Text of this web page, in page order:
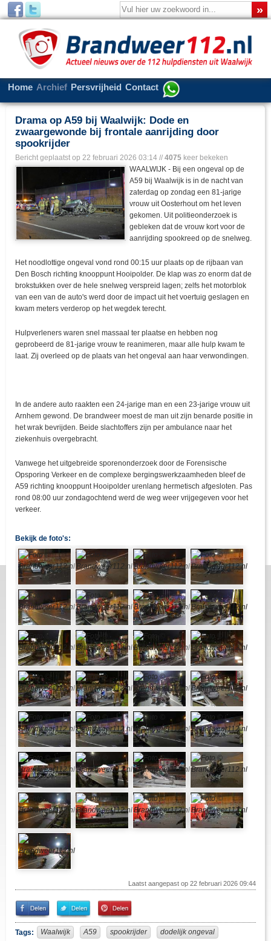
Home Archief Persvrijheid Contact
Drama op A59 bij Waalwijk: Dode en
zwaargewonde bij frontale aanrijding door
spookrijder
Bericht geplaatst op 22 februari 2026 03:14 // 4075 keer bekeken
WAALWIJK - Bij een ongeval op de
A59 bij Waalwijk is in de nacht van
zaterdag op zondag een 81-jarige
vrouw uit Oosterhout om het leven
gekomen. Uit politieonderzoek is
gebleken dat de vrouw kort voor de
aanrijding spookreed op de snelweg.
Het noodlottige ongeval vond rond 00:15 uur plaats op de rijbaan van
Den Bosch richting knooppunt Hooipolder. De klap was zo enorm dat de
brokstukken over de hele snelweg verspreid lagen; zelfs het motorblok
van een van de auto's werd door de impact uit het voertuig geslagen en
kwam meters verderop op het wegdek terecht.
Hulpverleners waren snel massaal ter plaatse en hebben nog
geprobeerd de 81-jarige vrouw te reanimeren, maar alle hulp kwam te
laat. Zij overleed op de plaats van het ongeval aan haar verwondingen.
In de andere auto raakten een 24-jarige man en een 23-jarige vrouw uit
Arnhem gewond. De brandweer moest de man uit zijn benarde positie in
het wrak bevrijden. Beide slachtoffers zijn per ambulance naar het
ziekenhuis overgebracht.
Vanwege het uitgebreide sporenonderzoek door de Forensische
Opsporing Verkeer en de complexe bergingswerkzaamheden bleef de
A59 richting knooppunt Hooipolder urenlang hermetisch afgesloten. Pas
rond 08:00 uur zondagochtend werd de weg weer vrijgegeven voor het
verkeer.
Bekijk de foto's:
Laatst aangepast op 22 februari 2026 09:44
Share
on
Facebook
Share
on
Twitter
Pin
It!
Tags: Waalwijk A59 spookrijder
dodelijk ongeval